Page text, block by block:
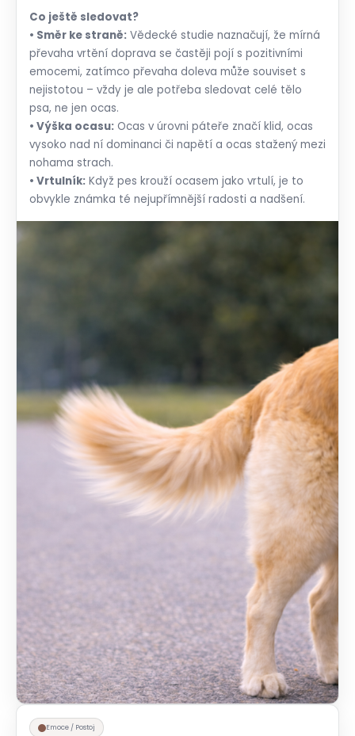
Co ještě sledovat?
• Směr ke straně: Vědecké studie naznačují, že mírná
převaha vrtění doprava se častěji pojí s pozitivními
emocemi, zatímco převaha doleva může souviset s
nejistotou – vždy je ale potřeba sledovat celé tělo
psa, ne jen ocas.
• Výška ocasu: Ocas v úrovni páteře značí klid, ocas
vysoko nad ní dominanci či napětí a ocas stažený mezi
nohama strach.
• Vrtulník: Když pes krouží ocasem jako vrtulí, je to
obvykle známka té nejupřímnější radosti a nadšení.
Emoce / Postoj